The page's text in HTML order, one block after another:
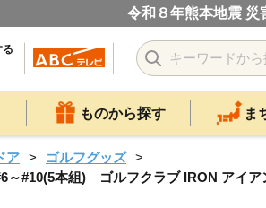
令和８年熊本地震 災
ものから探す ま
ア
ゴルフグッズ
～#10(5本組) ゴルフクラブ IRON アイア